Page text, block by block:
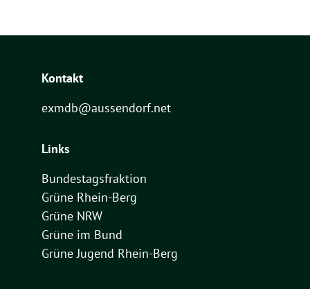
Kontakt
exmdb@aussendorf.net
Links
Bundestagsfraktion
Grüne Rhein-Berg
Grüne NRW
Grüne im Bund
Grüne Jugend Rhein-Berg